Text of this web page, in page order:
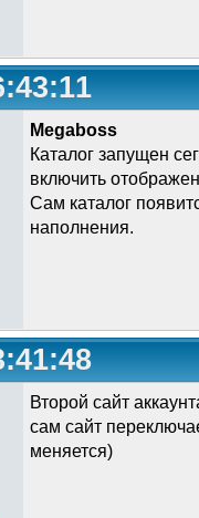
Megaboss
Каталог запущен
включить
Сам каталог
наполнения.
Второй сайт
сам сайт
меняется)